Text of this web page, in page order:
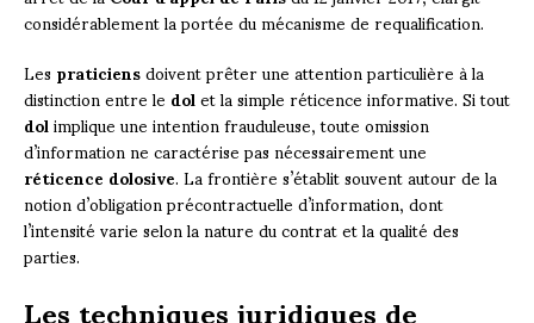
considérablement la portée du mécanisme de requalification.
Lespraticiensdoivent prêter une attention particulière à la
distinction entre ledolet la simple réticence informative. Si tout
dolimplique une intention frauduleuse, toute omission
d’information ne caractérise pas nécessairement une
réticence dolosive. La frontière s’établit souvent autour de la
notion d’obligation précontractuelle d’information, dont
l’intensité varie selon la nature du contrat et la qualité des
parties.